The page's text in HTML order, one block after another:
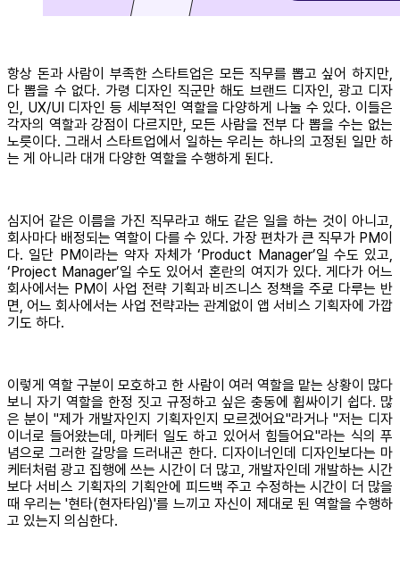
항상 돈과 사람이 부족한 스타트업은 모든 직무를 뽑고 싶어 하지만,
다 뽑을 수 없다. 가령 디자인 직군만 해도 브랜드 디자인, 광고 디자
인, UX/UI 디자인 등 세부적인 역할을 다양하게 나눌 수 있다. 이들은
각자의 역할과 강점이 다르지만, 모든 사람을 전부 다 뽑을 수는 없는
노릇이다. 그래서 스타트업에서 일하는 우리는 하나의 고정된 일만 하
는 게 아니라 대개 다양한 역할을 수행하게 된다.
심지어 같은 이름을 가진 직무라고 해도 같은 일을 하는 것이 아니고,
회사마다 배정되는 역할이 다를 수 있다. 가장 편차가 큰 직무가 PM이
다. 일단 PM이라는 약자 자체가 ‘Product Manager’일 수도 있고,
‘Project Manager’일 수도 있어서 혼란의 여지가 있다. 게다가 어느
회사에서는 PM이 사업 전략 기획과 비즈니스 정책을 주로 다루는 반
면, 어느 회사에서는 사업 전략과는 관계없이 앱 서비스 기획자에 가깝
기도 하다.
이렇게 역할 구분이 모호하고 한 사람이 여러 역할을 맡는 상황이 많다
보니 자기 역할을 한정 짓고 규정하고 싶은 충동에 휩싸이기 쉽다. 많
은 분이 "제가 개발자인지 기획자인지 모르겠어요"라거나 "저는 디자
이너로 들어왔는데, 마케터 일도 하고 있어서 힘들어요"라는 식의 푸
념으로 그러한 갈망을 드러내곤 한다. 디자이너인데 디자인보다는 마
케터처럼 광고 집행에 쓰는 시간이 더 많고, 개발자인데 개발하는 시간
보다 서비스 기획자의 기획안에 피드백 주고 수정하는 시간이 더 많을
때 우리는 '현타(현자타임)'를 느끼고 자신이 제대로 된 역할을 수행하
고 있는지 의심한다.